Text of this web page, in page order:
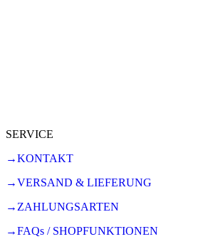
SERVICE
→KONTAKT
→VERSAND & LIEFERUNG
→ZAHLUNGSARTEN
→FAQs / SHOPFUNKTIONEN